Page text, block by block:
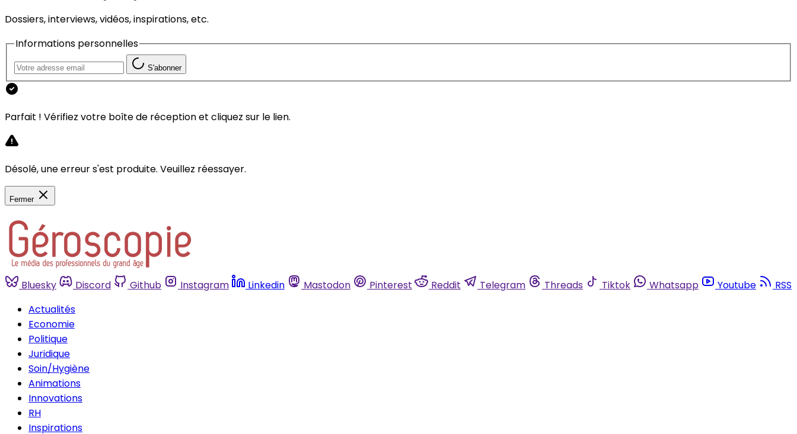
Dossiers, interviews, vidéos, inspirations, etc.
Informations personnelles
S'abonner
Parfait ! Vérifiez votre boîte de réception et cliquez sur le lien.
Désolé, une erreur s'est produite. Veuillez réessayer.
Fermer
Bluesky Discord Github Instagram Linkedin Mastodon Pinterest Reddit Telegram Threads Tiktok Whatsapp Youtube
RSS
Actualités
Economie
Politique
Juridique
Soin/Hygiène
Animations
Innovations
RH
Inspirations